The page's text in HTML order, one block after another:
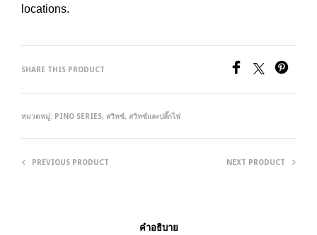
locations.
SHARE THIS PRODUCT
หมวดหมู่: PINO SERIES, สวิทซ์, สวิทซ์และปลั๊กไฟ
PREVIOUS PRODUCT NEXT PRODUCT
คำอธิบาย